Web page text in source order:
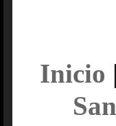
Inicio |